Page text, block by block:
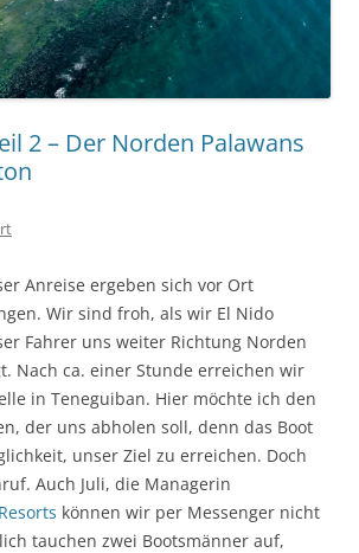
2 – Der Norden Palawans
Anreise ergeben sich vor Ort
Wir sind froh, als wir El Nido
Fahrer uns weiter Richtung Norden
Nach ca. einer Stunde erreichen wir
in Teneguiban. Hier möchte ich den
der uns abholen soll, denn das Boot
unser Ziel zu erreichen. Doch
Auch Juli, die Managerin
können wir per Messenger nicht
tauchen zwei Bootsmänner auf,